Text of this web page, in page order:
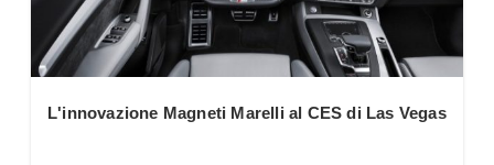
L'innovazione Magneti Marelli al CES di Las Vegas